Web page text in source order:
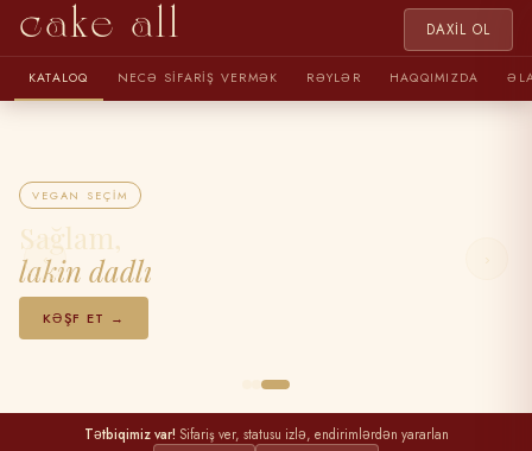
cake all DAXIL OL
KATALOQ NECƏ SIFARIŞ VERMƏK RƏYLƏR HAQQIMIZDA
VEGAN SEÇIM
Sağlam,
lakin dadlı
KƏŞF ET →
‹ ›
Tətbiqimiz var! Sifariş ver, statusu izlə, endirimlərdən yararlan